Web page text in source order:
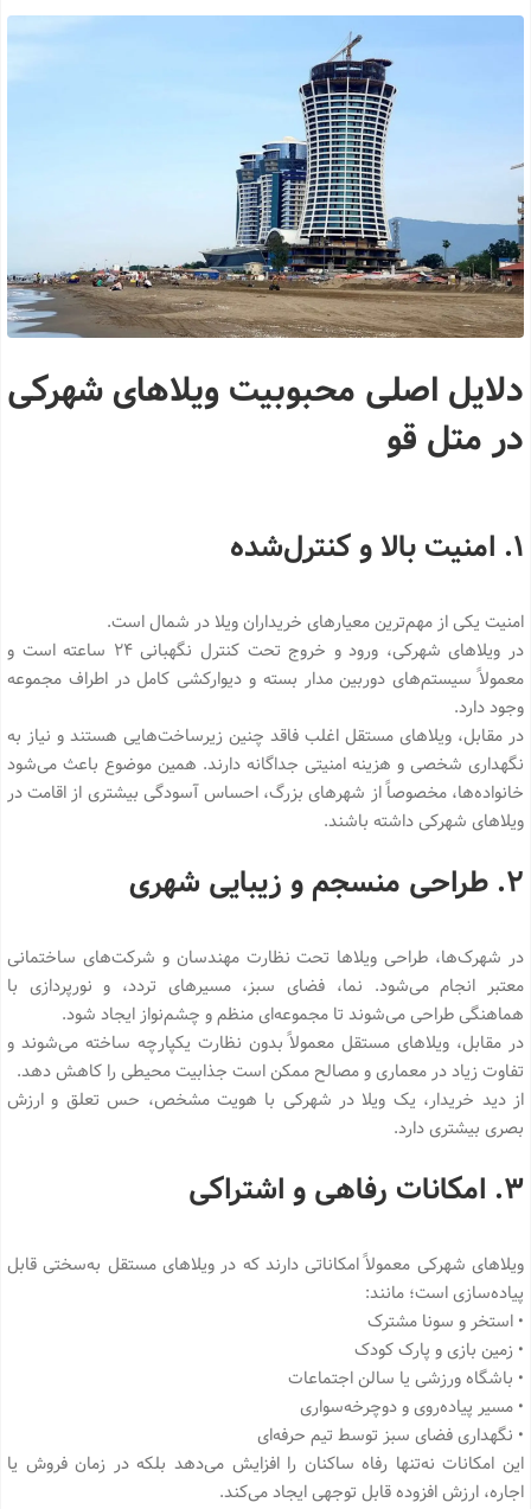
دلایل اصلی محبوبیت ویلاهای شهرکی
در متل قو
۱. امنیت بالا و کنترل‌شده
امنیت یکی از مهم‌ترین معیارهای خریداران ویلا در شمال است.
در ویلاهای شهرکی، ورود و خروج تحت کنترل نگهبانی ۲۴ ساعته است و
معمولاً سیستم‌های دوربین مدار بسته و دیوارکشی کامل در اطراف مجموعه
وجود دارد.
در مقابل، ویلاهای مستقل اغلب فاقد چنین زیرساخت‌هایی هستند و نیاز به
نگهداری شخصی و هزینه امنیتی جداگانه دارند. همین موضوع باعث می‌شود
خانواده‌ها، مخصوصاً از شهرهای بزرگ، احساس آسودگی بیشتری از اقامت در
ویلاهای شهرکی داشته باشند.
۲. طراحی منسجم و زیبایی شهری
در شهرک‌ها، طراحی ویلاها تحت نظارت مهندسان و شرکت‌های ساختمانی
معتبر انجام می‌شود. نما، فضای سبز، مسیرهای تردد، و نورپردازی با
هماهنگی طراحی می‌شوند تا مجموعه‌ای منظم و چشم‌نواز ایجاد شود.
در مقابل، ویلاهای مستقل معمولاً بدون نظارت یکپارچه ساخته می‌شوند و
تفاوت زیاد در معماری و مصالح ممکن است جذابیت محیطی را کاهش دهد.
از دید خریدار، یک ویلا در شهرکی با هویت مشخص، حس تعلق و ارزش
بصری بیشتری دارد.
۳. امکانات رفاهی و اشتراکی
ویلاهای شهرکی معمولاً امکاناتی دارند که در ویلاهای مستقل به‌سختی قابل
پیاده‌سازی است؛ مانند:
• استخر و سونا مشترک
• زمین بازی و پارک کودک
• باشگاه ورزشی یا سالن اجتماعات
• مسیر پیاده‌روی و دوچرخه‌سواری
• نگهداری فضای سبز توسط تیم حرفه‌ای
این امکانات نه‌تنها رفاه ساکنان را افزایش می‌دهد بلکه در زمان فروش یا
اجاره، ارزش افزوده قابل توجهی ایجاد می‌کند.